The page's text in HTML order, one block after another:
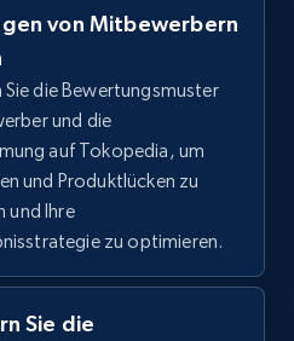
Currency, Initial
percent, and more.
Jetzt anfangen
TikTok shop products
von Mitbewerbern
die Bewertungsmuster
und die
auf Tokopedia, um
und Produktlücken zu
und Ihre
zu optimieren.
Sie die